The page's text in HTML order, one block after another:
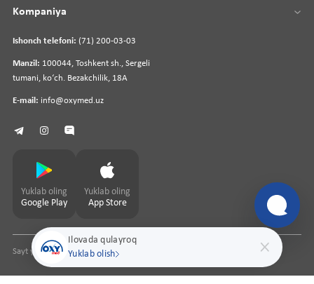
Ilovada qulayroq
Yuklab olish
Ishonch telefoni: (71) 200-03-03
Manzil: 100044, Toshkent sh., Sergeli
tumani, koʻch. Bezakchilik, 18A
E-mail: info@oxymed.uz
Kompaniya
Yuklab oling
Google Play
Yuklab oling
App Store
Sayt yaratuvchipharmit.uz